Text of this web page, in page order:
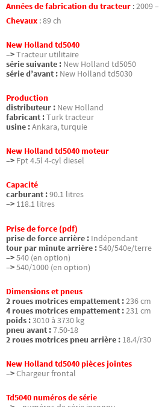
Années de fabrication du tracteur :2009 –
Chevaux :89 ch
New Holland td5040
–>Tracteur utilitaire
série suivante : New Holland td5050
série d’avant : New Holland td5030
Production
distributeur : New Holland
fabricant :Turk tracteur
usine :Ankara, turquie
New Holland td5040 moteur
–> Fpt 4.5l 4-cyl diesel
Capacité
carburant :90.1 litres
–> 118.1 litres
Prise de force (pdf)
prise de force arrière : Indépendant
tour par minute arrière :540/540e/terre
–>540 (en option)
–>540/1000 (en option)
Dimensions et pneus
2 roues motrices empattement :236 cm
4 roues motrices empattement :231 cm
poids :3010 à 3730 kg
pneu avant :7.50-18
2 roues motrices pneu arrière : 18.4/r30
New Holland td5040 pièces jointes
–>Chargeur frontal
Td5040 numéros de série